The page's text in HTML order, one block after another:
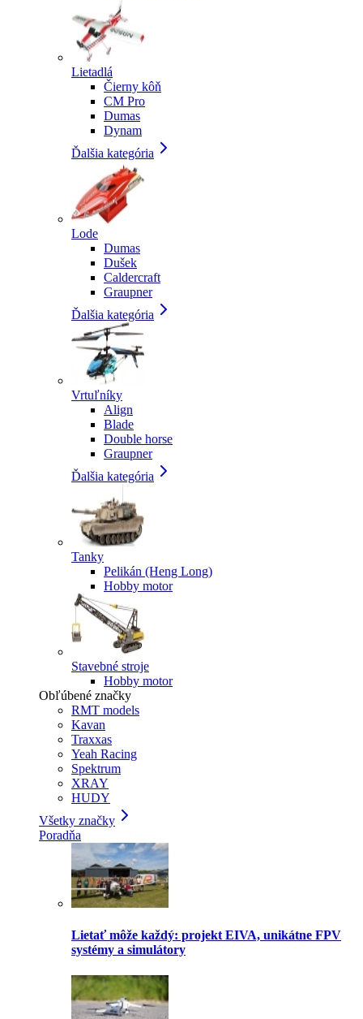
Lietadlá
Čierny kôň
CM Pro
Dumas
Dynam
Ďalšia kategória
Lode
Dumas
Dušek
Caldercraft
Graupner
Ďalšia kategória
Vrtuľníky
Align
Blade
Double horse
Graupner
Ďalšia kategória
Tanky
Pelikán (Heng Long)
Hobby motor
Stavebné stroje
Hobby motor
Obľúbené značky
RMT models
Kavan
Traxxas
Yeah Racing
Spektrum
XRAY
HUDY
Všetky značky
Poradňa
Lietať môže každý: projekt EIVA, unikátne FPV
systémy a simulátory